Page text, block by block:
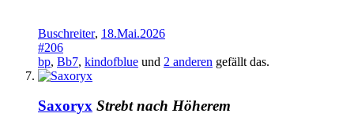
Buschreiter, 18.Mai.2026
#206
bp, Bb7, kindofblue und 2 anderen gefällt das.
Saxoryx Strebt nach Höherem